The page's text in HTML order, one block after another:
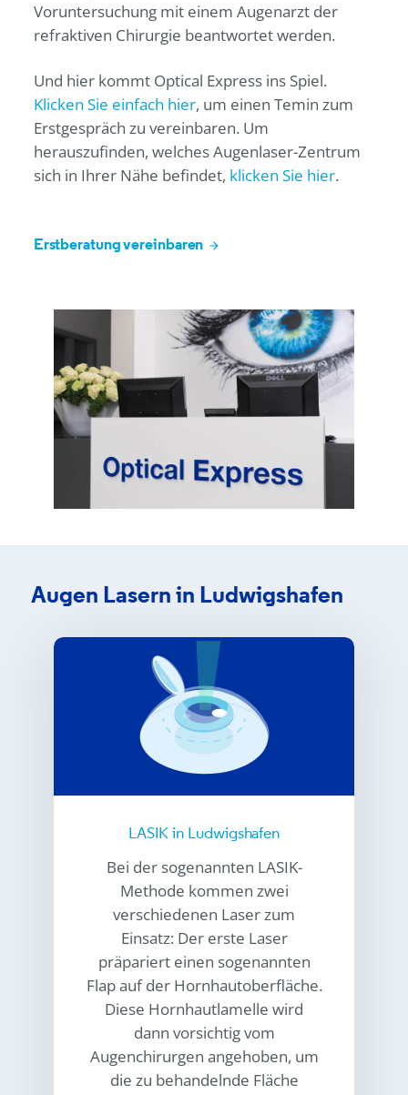
Voruntersuchung mit einem Augenarzt der
refraktiven Chirurgie beantwortet werden.
Und hier kommt Optical Expressins Spiel.
Klicken Sie einfach hier, um einen Temin zum
Erstgespräch zu vereinbaren. Um
herauszufinden, welches Augenlaser-Zentrum
sich in Ihrer Nähe befindet, klicken Sie hier.
Erstberatung vereinbaren
Augen Lasern in Ludwigshafen
LASIK in Ludwigshafen
Bei der sogenannten LASIK-
Methode kommen zwei
verschiedenen Laser zum
Einsatz: Der erste Laser
präpariert einen sogenannten
Flap auf der Hornhautoberfläche.
Diese Hornhautlamelle wird
dann vorsichtig vom
Augenchirurgen angehoben, um
die zu behandelnde Fläche